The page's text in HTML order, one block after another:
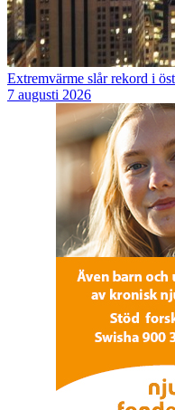
Extremvärme slår rekord i
7 augusti 2026